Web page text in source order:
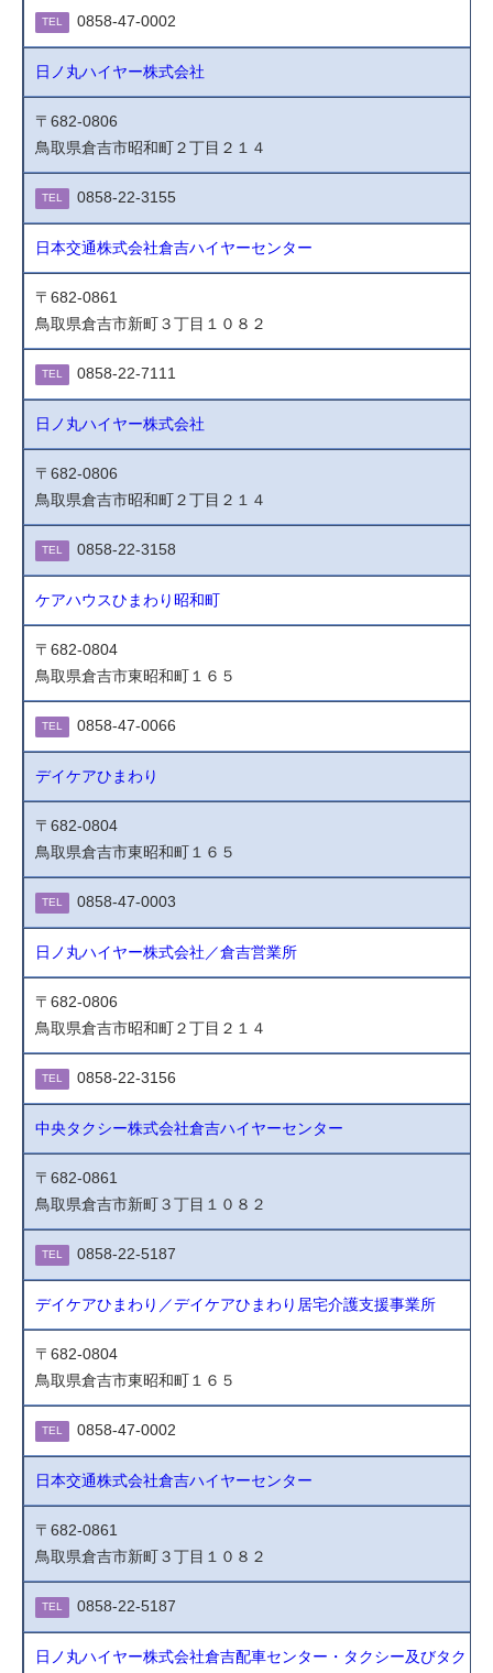
TEL 0858-47-0002
日ノ丸ハイヤー株式会社
〒682-0806
鳥取県倉吉市昭和町２丁目２１４
TEL 0858-22-3155
日本交通株式会社倉吉ハイヤーセンター
〒682-0861
鳥取県倉吉市新町３丁目１０８２
TEL 0858-22-7111
日ノ丸ハイヤー株式会社
〒682-0806
鳥取県倉吉市昭和町２丁目２１４
TEL 0858-22-3158
ケアハウスひまわり昭和町
〒682-0804
鳥取県倉吉市東昭和町１６５
TEL 0858-47-0066
デイケアひまわり
〒682-0804
鳥取県倉吉市東昭和町１６５
TEL 0858-47-0003
日ノ丸ハイヤー株式会社／倉吉営業所
〒682-0806
鳥取県倉吉市昭和町２丁目２１４
TEL 0858-22-3156
中央タクシー株式会社倉吉ハイヤーセンター
〒682-0861
鳥取県倉吉市新町３丁目１０８２
TEL 0858-22-5187
デイケアひまわり／デイケアひまわり居宅介護支援事業所
〒682-0804
鳥取県倉吉市東昭和町１６５
TEL 0858-47-0002
日本交通株式会社倉吉ハイヤーセンター
〒682-0861
鳥取県倉吉市新町３丁目１０８２
TEL 0858-22-5187
日ノ丸ハイヤー株式会社倉吉配車センター・タクシー及びタク